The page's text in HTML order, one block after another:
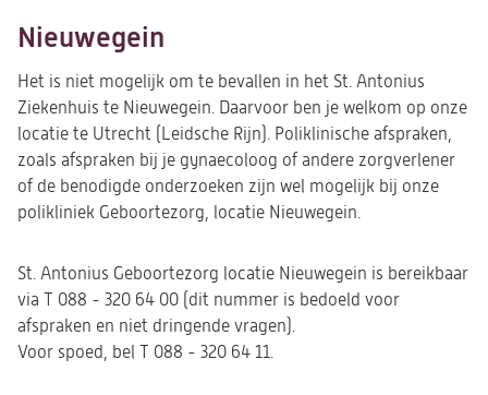
Nieuwegein
Het is niet mogelijk om te bevallen in het St. Antonius
Ziekenhuis te Nieuwegein. Daarvoor ben je welkom op onze
locatie te Utrecht (Leidsche Rijn). Poliklinische afspraken,
zoals afspraken bij je gynaecoloog of andere zorgverlener
of de benodigde onderzoeken zijn wel mogelijk bij onze
polikliniek Geboortezorg, locatie Nieuwegein.
St. Antonius Geboortezorg locatie Nieuwegein is bereikbaar
via T 088 - 320 64 00 (dit nummer is bedoeld voor
afspraken en niet dringende vragen).
Voor spoed, bel T 088 - 320 64 11.